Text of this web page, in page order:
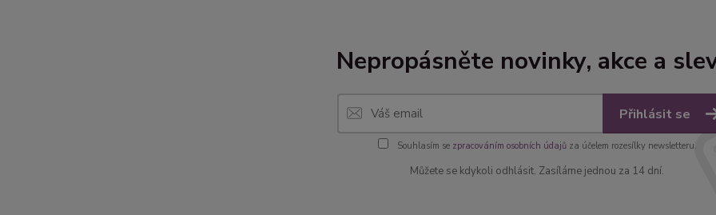
Nepropásněte novinky, akce a
Přihlásit se
Souhlasím se zpracováním osobních údajůza účelem rozesílky newsletteru.
Můžete se kdykoli odhlásit. Zasíláme jednou za 14 dní.